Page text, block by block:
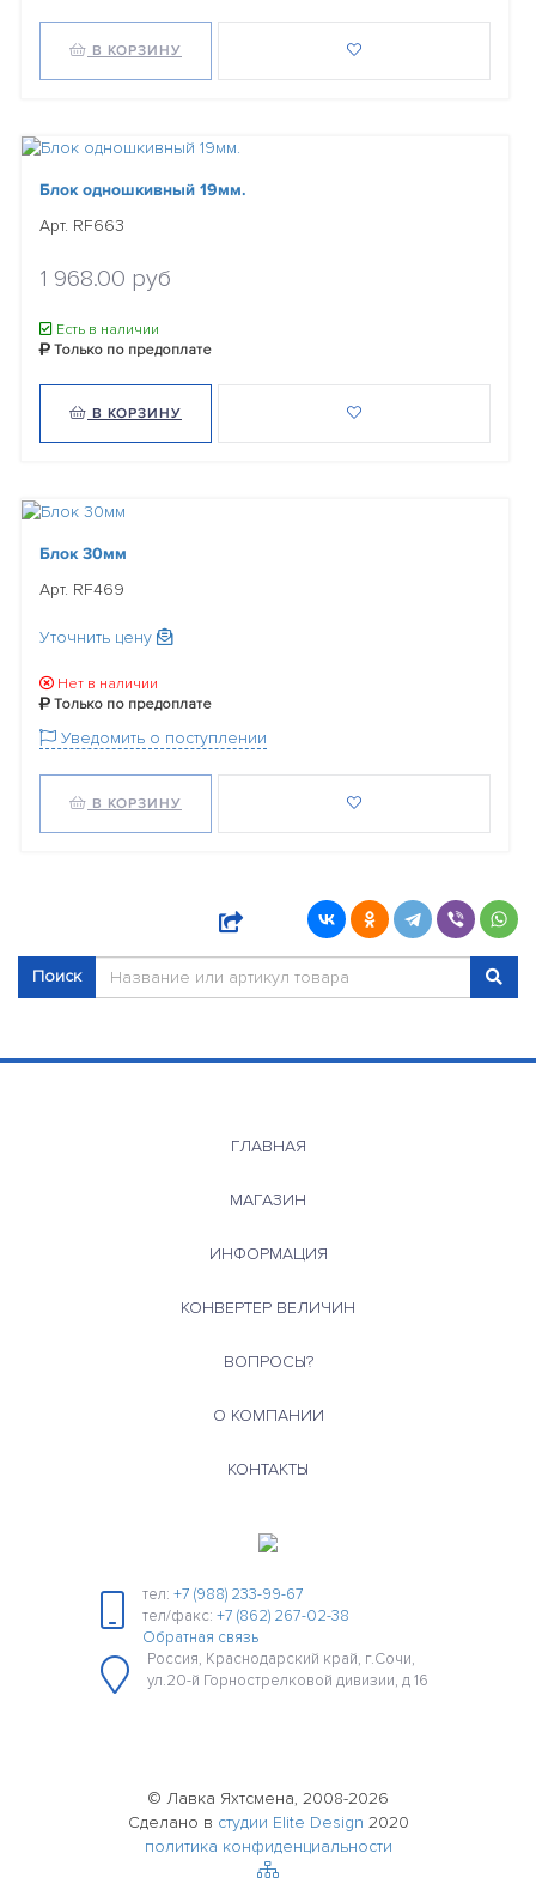
В КОРЗИНУ
Блок одношкивный 19мм.
Арт. RF663
1 968.00 руб
Есть в наличии
Только по предоплате
В КОРЗИНУ
Блок 30мм
Арт. RF469
Уточнить цену
Нет в наличии
Только по предоплате
Уведомить о поступлении
В КОРЗИНУ
Поиск
ГЛАВНАЯ
МАГАЗИН
ИНФОРМАЦИЯ
КОНВЕРТЕР ВЕЛИЧИН
ВОПРОСЫ?
О КОМПАНИИ
КОНТАКТЫ
тел: +7 (988) 233-99-67
тел/факс: +7 (862) 267-02-38
Обратная связь
Россия, Краснодарский край, г.Сочи,
ул.20-й Горнострелковой дивизии, д 16
© Лавка Яхтсмена, 2008-2026
Сделано в студии Elite Design 2020
политика конфиденциальности